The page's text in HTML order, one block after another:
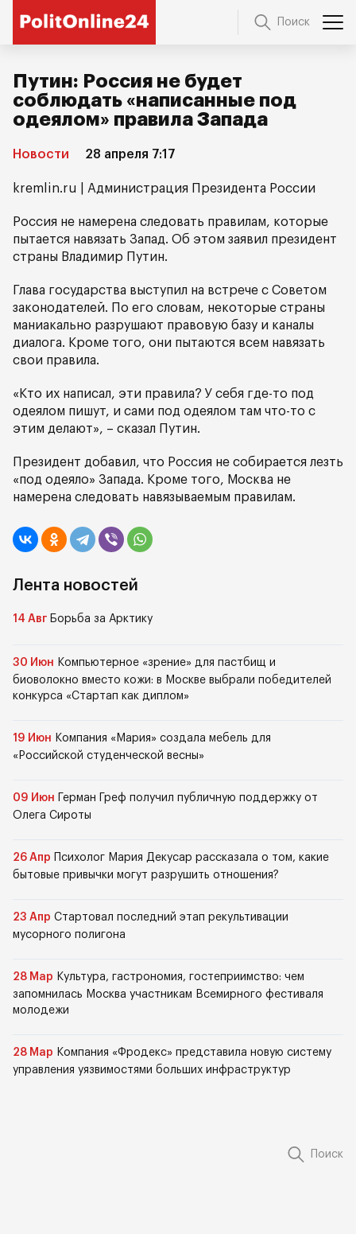
Поиск
Путин: Россия не будет
соблюдать «написанные под
одеялом» правила Запада
Новости 28 апреля 7:17
kremlin.ru | Администрация Президента России
Россия не намерена следовать правилам, которые
пытается навязать Запад. Об этом заявил президент
страны Владимир Путин.
Глава государства выступил на встрече с Советом
законодателей. По его словам, некоторые страны
маниакально разрушают правовую базу и каналы
диалога. Кроме того, они пытаются всем навязать
свои правила.
«Кто их написал, эти правила? У себя где-то под
одеялом пишут, и сами под одеялом там что-то с
этим делают», – сказал Путин.
Президент добавил, что Россия не собирается лезть
«под одеяло» Запада. Кроме того, Москва не
намерена следовать навязываемым правилам.
Лента новостей
14 Авг Борьба за Арктику
30 Июн Компьютерное «зрение» для пастбищ и
биоволокно вместо кожи: в Москве выбрали победителей
конкурса «Стартап как диплом»
19 Июн Компания «Мария» создала мебель для
«Российской студенческой весны»
09 Июн
Герман Греф получил публичную поддержку от
Олега Сироты
26 Апр
Психолог Мария Декусар рассказала о том, какие
бытовые привычки могут разрушить отношения?
23 Апр Стартовал последний этап рекультивации
мусорного полигона
28 Мар Культура, гастрономия, гостеприимство: чем
запомнилась Москва участникам Всемирного фестиваля
молодежи
28 Мар Компания «Фродекс» представила новую систему
управления уязвимостями больших инфраструктур
Поиск